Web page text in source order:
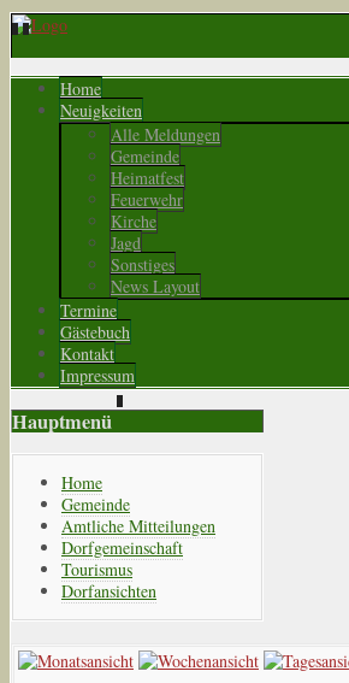
Home
Neuigkeiten
Alle Meldungen
Gemeinde
Heimatfest
Feuerwehr
Kirche
Jagd
Sonstiges
News Layout
Termine
Gästebuch
Kontakt
Impressum
Hauptmenü
Home
Gemeinde
Amtliche Mitteilungen
Dorfgemeinschaft
Tourismus
Dorfansichten